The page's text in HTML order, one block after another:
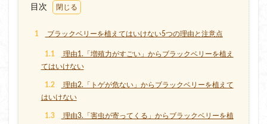
目次
1 ブラックベリーを植えてはいけない5つの理由と注意点
1.1
理由1.「増殖力がすごい」からブラックベリーを植え
てはいけない
1.2
理由2.「トゲが危ない」からブラックベリーを植えて
はいけない
1.3
理由3.「害虫が寄ってくる」からブラックベリーを植